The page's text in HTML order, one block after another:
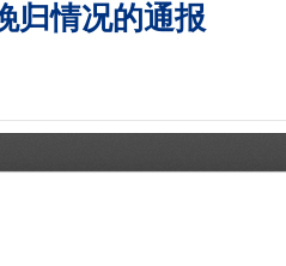
归情况的通报